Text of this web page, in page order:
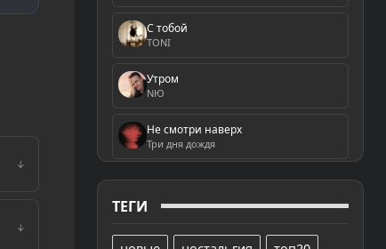
С тобой
TONI
Утром
NЮ
Не смотри наверх
Три дня дождя
ТЕГИ
↓
↓